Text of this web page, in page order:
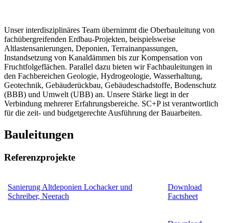
Unser interdisziplinäres Team übernimmt die Oberbauleitung von
fachübergreifenden Erdbau-Projekten, beispielsweise
Altlastensanierungen, Deponien, Terrainanpassungen,
Instandsetzung von Kanaldämmen bis zur Kompensation von
Fruchtfolgeflächen. Parallel dazu bieten wir Fachbauleitungen in
den Fachbereichen Geologie, Hydrogeologie, Wasserhaltung,
Geotechnik, Gebäuderückbau, Gebäudeschadstoffe, Bodenschutz
(BBB) und Umwelt (UBB) an. Unsere Stärke liegt in der
Verbindung mehrerer Erfahrungsbereiche. SC+P ist verantwortlich
für die zeit- und budgetgerechte Ausführung der Bauarbeiten.
Bauleitungen
Referenzprojekte
Sanierung Altdeponien Lochacker und
Schreiber, Neerach
Download
Factsheet